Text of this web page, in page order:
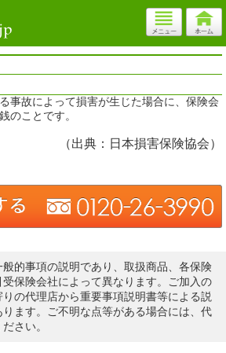
事故によって損害が生じた場合に、保険会
のことです。
（出典：日本損害保険協会）
的事項の説明であり、取扱商品、各保険
保険会社によって異なります。ご加入の
の代理店から重要事項説明書等による説
ます。ご不明な点等がある場合には、代
さい。